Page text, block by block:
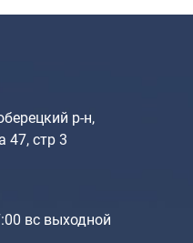
р-н,
47, стр 3
вс выходной